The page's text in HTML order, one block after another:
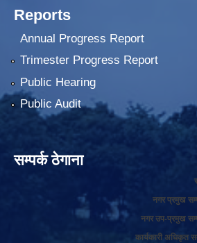
Reports
Annual Progress Report
Trimester Progress Report
Public Hearing
Public Audit
सम्पर्क ठेगाना
नगर प्रमुख
नगर उप-प्रमुख
कार्यकारी अधिकृत